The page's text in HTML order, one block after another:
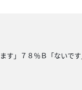
」７８％Ｂ「ないで